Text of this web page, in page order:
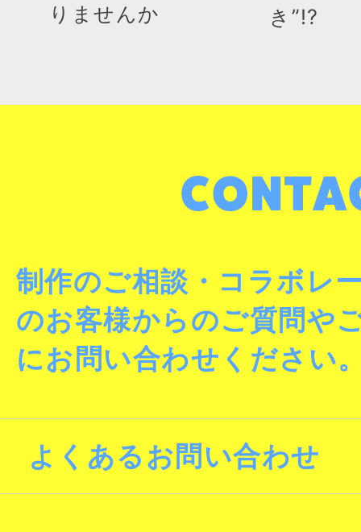
りませんか
き”!?
制作のご相談・コラボレ
のお客様からのご質問や
にお問い合わせください
よくあるお問い合わせ